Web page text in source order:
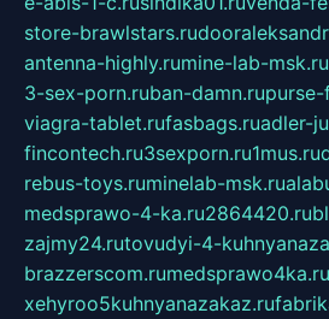
store-brawlstars.ru
antenna-highly.rumine-lab-msk.ru
3-sex-porn.ruban-damn.ru
viagra-tablet.rufasbags.ruadler-
fincontech.ru3sexporn.ru1mus.ru
rebus-toys.ruminelab-msk.ru
medsprawo-4-ka.ru2864420.ru
zajmy24.rutovudyi-4-
brazzerscom.rumedsprawo4ka.ru
xehyroo5kuhnyanazakaz.ru